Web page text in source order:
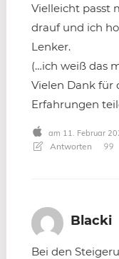
Vielleicht passt
drauf und ich
Lenker.
(…ich weiß das
Vielen Dank für
Erfahrungen
am 11. Februar
Antworten
Blacki
Bei den